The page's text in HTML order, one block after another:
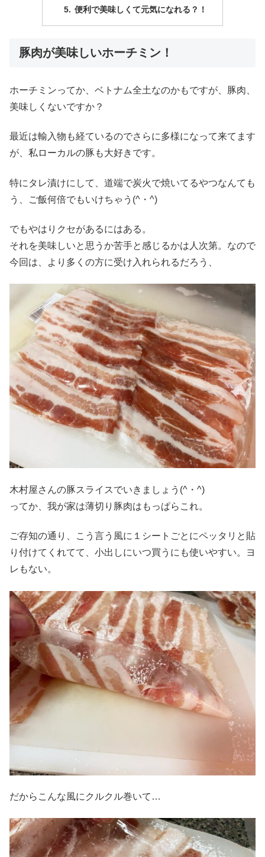
便利で美味しくて元気になれる？！
豚肉が美味しいホーチミン！
ホーチミンってか、ベトナム全土なのかもですが、豚肉、
美味しくないですか？
最近は輸入物も経ているのでさらに多様になって来てます
が、私ローカルの豚も大好きです。
特にタレ漬けにして、道端で炭火で焼いてるやつなんても
う、ご飯何倍でもいけちゃう(^・^)
でもやはりクセがあるにはある。
それを美味しいと思うか苦手と感じるかは人次第。なので
今回は、より多くの方に受け入れられるだろう、
木村屋さんの豚スライスでいきましょう(^・^)
ってか、我が家は薄切り豚肉はもっぱらこれ。
ご存知の通り、こう言う風に１シートごとにペッタリと貼
り付けてくれてて、小出しにいつ買うにも使いやすい。ヨ
レもない。
だからこんな風にクルクル巻いて…